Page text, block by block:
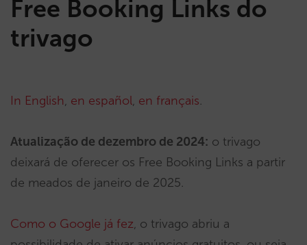
Free Booking Links do
trivago
In English, en español, en français.
Atualização de dezembro de 2024: o trivago
deixará de oferecer os Free Booking Links a partir
de meados de janeiro de 2025.
Como o Google já fez, o trivago abriu a